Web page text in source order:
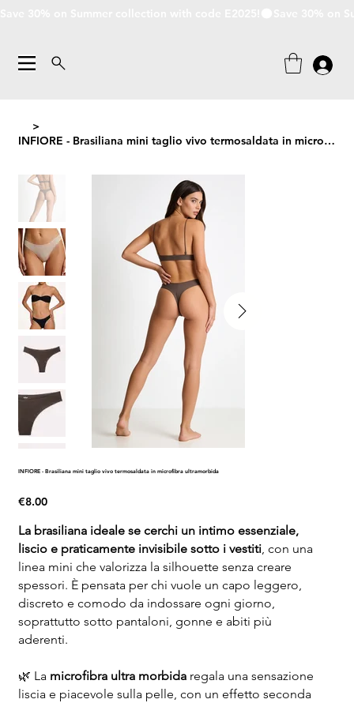
>
INFIORE - Brasiliana mini taglio vivo termosaldata in microfibra ultramorbida
INFIORE - Brasiliana mini taglio vivo termosaldata in microfibra ultramorbida
Price
€8.00
La brasiliana ideale se cerchi un intimo essenziale,
liscio e praticamente invisibile sotto i vestiti, con una
linea mini che valorizza la silhouette senza creare
spessori. È pensata per chi vuole un capo leggero,
discreto e comodo da indossare ogni giorno,
soprattutto sotto pantaloni, gonne e abiti più
aderenti.
🌿 La microfibra ultra morbidaregala una sensazione
liscia e piacevole sulla pelle, con un effetto seconda